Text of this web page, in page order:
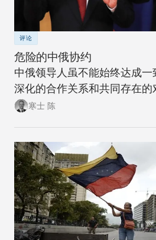
评论
危险的中俄协约
中俄领导人虽不能始终达成
深化的合作关系和共同存在的
却将长期不变。遗憾的是，几
争。
寒士 陈